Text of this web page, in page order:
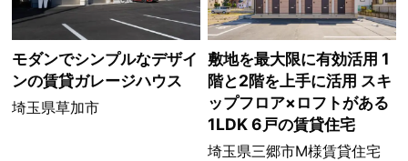
モダンでシンプルなデザイ
ンの賃貸ガレージハウス
埼玉県草加市
敷地を最大限に有効活用 1
階と2階を上手に活用 スキ
ップフロア×ロフトがある
1LDK 6戸の賃貸住宅
埼玉県三郷市M様賃貸住宅